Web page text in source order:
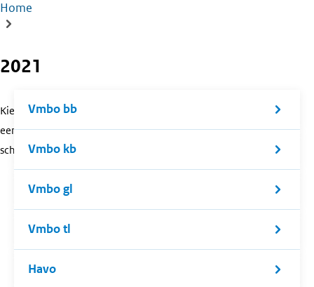
Kruimelpad
Home
2021
Kies
een
schoolsoort.
Vmbo bb
Vmbo kb
Vmbo gl
Vmbo tl
Havo